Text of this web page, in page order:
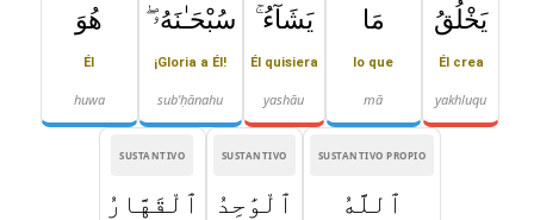
يَخْلُقُ
Él crea
yakhluqu
مَا
lo que
mā
يَشَآءُ ۚ
Él quisiera
yashāu
سُبْحَـٰنَهُۥ ۖ
¡Gloria a Él!
sub'ḥānahu
هُوَ
Él
huwa
SUSTANTIVO PROPIO
ٱللَّهُ
SUSTANTIVO
ٱلْوَٰحِدُ
SUSTANTIVO
ٱلْقَهَّارُ